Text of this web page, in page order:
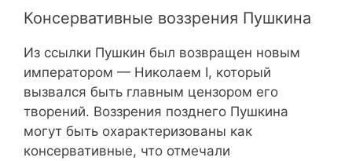
Консервативные воззрения Пушкина
Из ссылки Пушкин был возвращен новым
императором — Николаем I, который
вызвался быть главным цензором его
творений. Воззрения позднего Пушкина
могут быть охарактеризованы как
консервативные, что отмечали